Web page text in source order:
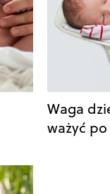
Waga
ważyć